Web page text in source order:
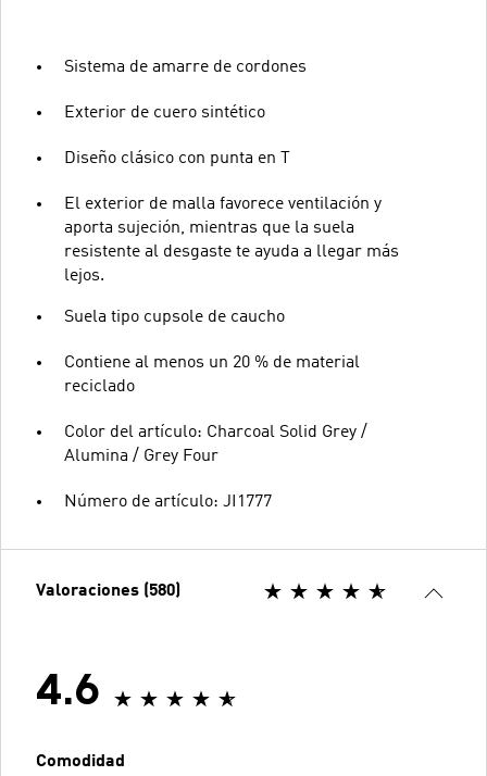
Sistema de amarre de cordones
Exterior de cuero sintético
Diseño clásico con punta en T
El exterior de malla favorece ventilación y
aporta sujeción, mientras que la suela
resistente al desgaste te ayuda a llegar más
lejos.
Suela tipo cupsole de caucho
Contiene al menos un 20 % de material
reciclado
Color del artículo: Charcoal Solid Grey /
Alumina / Grey Four
Número de artículo: JI1777
Valoraciones (580)
4.6
Comodidad